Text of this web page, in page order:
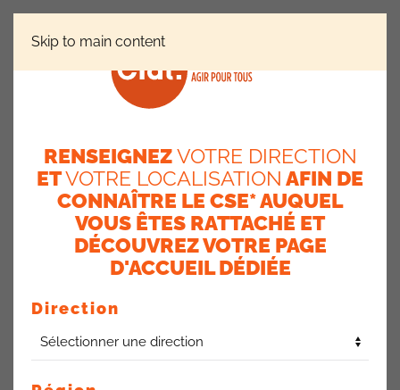
Skip to main content
Formations IOBSP et MIF
29 mai 2026
Les formations IOBSP et MIF ne sont pas comptabilisées
dans la liste des formations 2025 payées en juin.
Elles seront bien prises en compte au mois de juin.
RP AEP Nord-Est du 28/05/2026
RENSEIGNEZVOTRE DIRECTION
ETVOTRE LOCALISATION AFIN DE
CONNAÎTRE LE CSE* AUQUEL
VOUS ÊTES RATTACHÉ ET
DÉCOUVREZ VOTRE PAGE
D'ACCUEIL DÉDIÉE
Direction